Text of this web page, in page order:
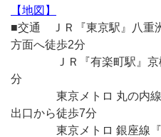
【地図】
■交通 ＪＲ『東京駅』八重
方面へ徒歩2分
ＪＲ『有楽町駅』京橋
分
東京メトロ 丸の内線『
出口から徒歩7分
東京メトロ 銀座線『京